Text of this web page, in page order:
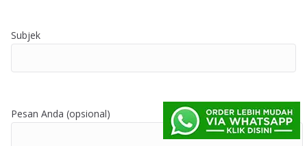
Subjek
Pesan Anda (opsional)